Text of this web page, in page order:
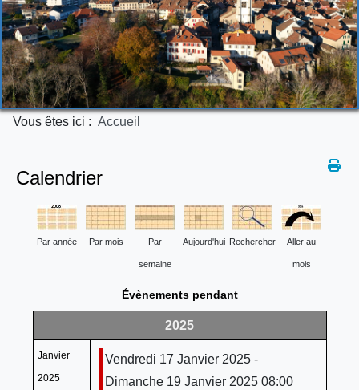
Vous êtes ici : Accueil
Calendrier
Par année Par mois Par
semaine
Aujourd'hui Rechercher Aller au
mois
Évènements pendant
2025
Janvier
2025
Vendredi 17 Janvier 2025 -
Dimanche 19 Janvier 2025 08:00